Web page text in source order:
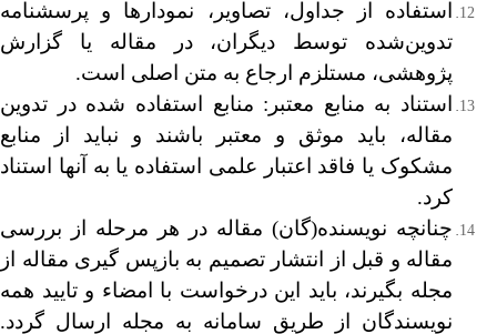
استفاده از جداول، تصاویر، نمودارها و پرسشنامه
تدوین‌شده توسط دیگران، در مقاله یا گزارش
پژوهشی، مستلزم ارجاع به متن اصلی است.
استناد به منابع معتبر: منابع استفاده شده در تدوین
مقاله، باید موثق و معتبر باشند و نباید از منابع
مشکوک یا فاقد اعتبار علمی استفاده یا به آنها استناد
کرد.
چنانچه نویسنده(گان) مقاله‌ در هر مرحله از بررسی
مقاله و قبل از انتشار تصمیم به بازپس گیری مقاله از
مجله بگیرند، باید این درخواست با امضاء و تایید همه
نویسندگان از طریق سامانه به مجله ارسال گردد.